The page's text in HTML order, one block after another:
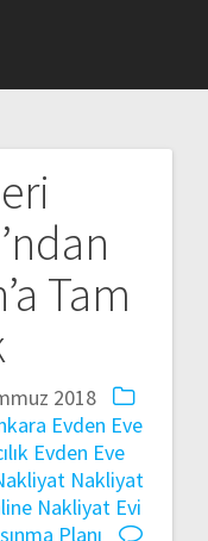
Tam
2018
Evden Eve
Evden Eve
Nakliyat
Nakliyat Evi
Planı